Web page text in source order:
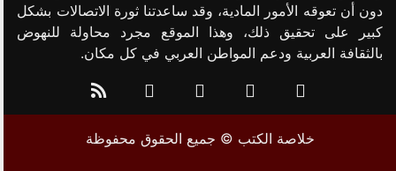
دون أن تعوقه الأمور المادية، وقد ساعدتنا ثورة الاتصالات بشكل
كبير على تحقيق ذلك، وهذا الموقع مجرد محاولة للنهوض
بالثقافة العربية ودعم المواطن العربي في كل مكان.
خلاصة الكتب © جميع الحقوق محفوظة